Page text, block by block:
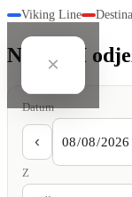
Viking Line
×
Nejbližší
Datum
‹
Z